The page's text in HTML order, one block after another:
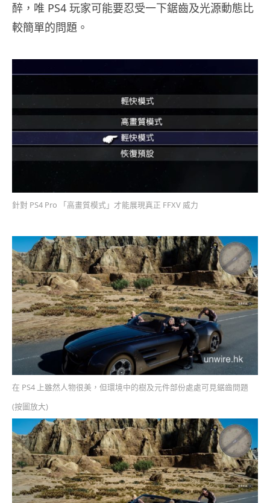
醉，唯 PS4 玩家可能要忍受一下鋸齒及光源動態比
較簡單的問題。
針對 PS4 Pro 「高畫質模式」才能展現真正 FFXV 威力
在 PS4 上雖然人物很美，但環境中的樹及元件部份處處可見鋸齒問題
(按圖放大)